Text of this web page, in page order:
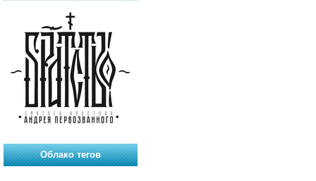
Облако тегов